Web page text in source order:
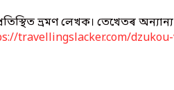
ভ্ৰমণ লেখক। তেখেতৰ
travellingslacker.com/